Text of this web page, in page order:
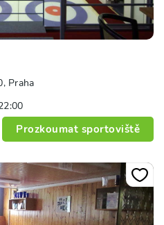
Praha
Prozkoumat sportoviště